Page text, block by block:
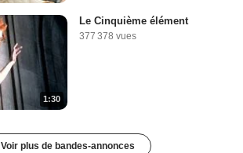
1:30
Le Cinquième élément
377 378 vues
Voir plus de bandes-annonces